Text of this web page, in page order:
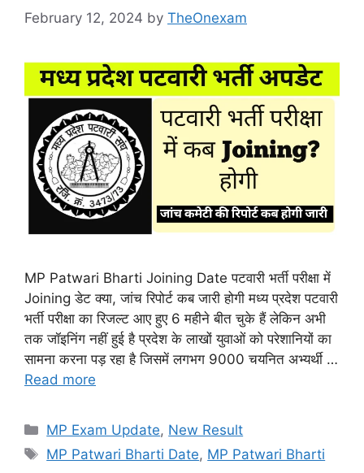
February 12, 2024 by TheOnexam
MP Patwari Bharti Joining Date पटवारी भर्ती परीक्षा में
Joining डेट क्या, जांच रिपोर्ट कब जारी होगी मध्य प्रदेश पटवारी
भर्ती परीक्षा का रिजल्ट आए हुए 6 महीने बीत चुके हैं लेकिन अभी
तक जॉइनिंग नहीं हुई है प्रदेश के लाखों युवाओं को परेशानियों का
सामना करना पड़ रहा है जिसमें लगभग 9000 चयनित अभ्यर्थी …
Read more
Categories
MP Exam Update, New Result
Tags
MP Patwari Bharti Date, MP Patwari Bharti